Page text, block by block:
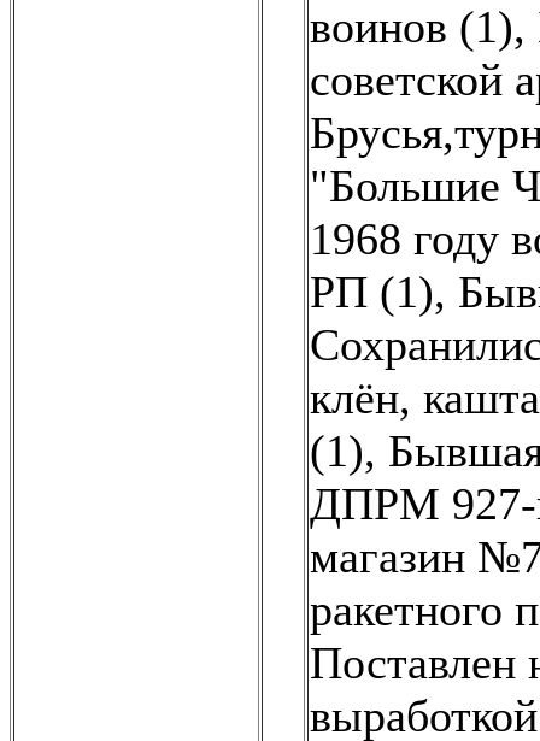
воинов (1),
советской
"Большие
1968 году
РП (1),
клён,
(1),
ДПРМ 927-
магазин
ракетного
Поставлен